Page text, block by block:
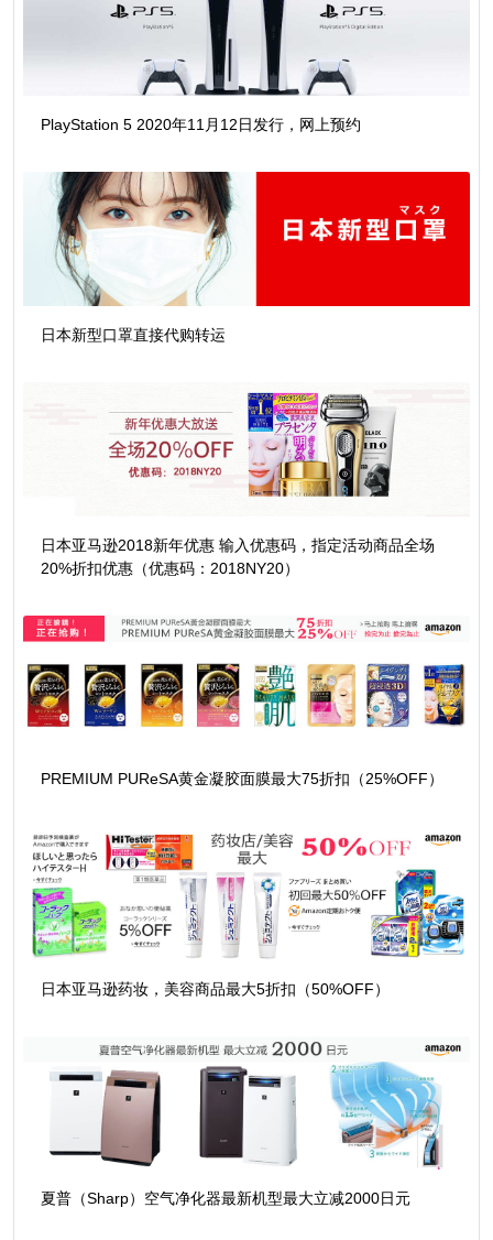
PlayStation 5 2020年11月12日发行，网上预约
日本新型口罩直接代购转运
日本亚马逊2018新年优惠 输入优惠码，指定活动商品全场
20%折扣优惠（优惠码：2018NY20）
PREMIUM PUReSA黄金凝胶面膜最大75折扣（25%OFF）
日本亚马逊药妆，美容商品最大5折扣（50%OFF）
夏普（Sharp）空气净化器最新机型最大立减2000日元